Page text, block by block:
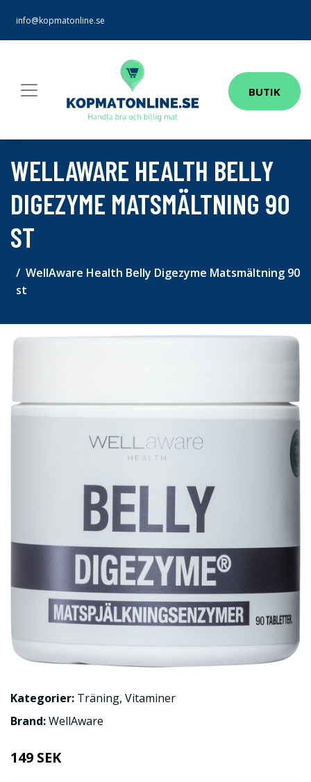
info@kopmatonline.se
BUTIK
WELLAWARE HEALTH BELLY
DIGEZYME MATSMÄLTNING 90
ST
WellAware Health Belly Digezyme Matsmältning 90
st
Kategorier: Träning, Vitaminer
Brand:WellAware
149 SEK